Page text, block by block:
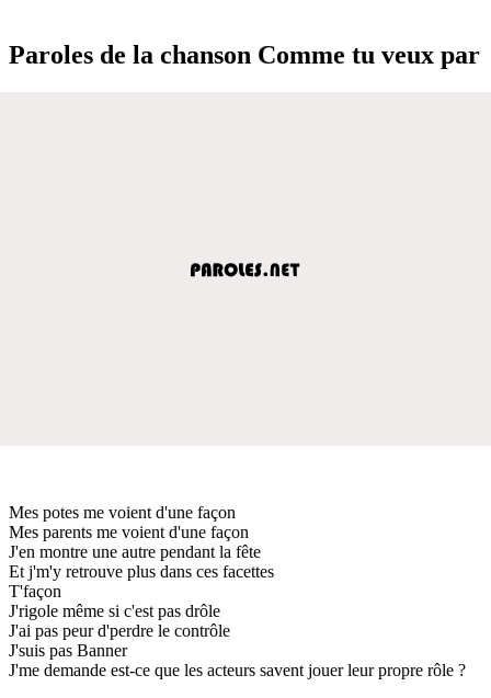
Paroles de la chanson Comme tu veux par
Mes potes me voient d'une façon
Mes parents me voient d'une façon
J'en montre une autre pendant la fête
Et j'm'y retrouve plus dans ces facettes
T'façon
J'rigole même si c'est pas drôle
J'ai pas peur d'perdre le contrôle
J'suis pas Banner
J'me demande est-ce que les acteurs savent jouer leur propre rôle ?